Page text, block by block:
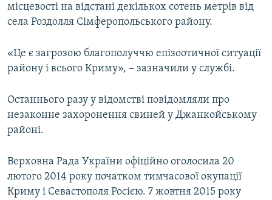
ВІДЕОУРОКИ «ELIFBE»
СВІДЧЕННЯ ОКУПАЦІЇ
УКРАЇНСЬКА ПРОБЛЕМА КРИМУ
ІНФОГРАФІКА
Русский
ДОЛУЧАЙСЯ!
Усі сайти RFE/RL
місцевості на відстані декількох сотень метрів від
села Роздолля Сімферопольського району.
«Це є загрозою благополуччю епізоотичної ситуації
району і всього Криму», – зазначили у службі.
Останнього разу у відомстві повідомляли про
незаконне захоронення свиней у Джанкойському
районі.
Верховна Рада України офіційно оголосила 20
лютого 2014 року початком тимчасової окупації
Криму і Севастополя Росією. 7 жовтня 2015 року